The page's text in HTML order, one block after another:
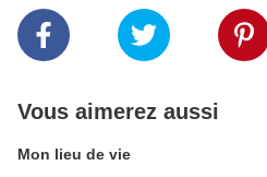
Vous aimerez aussi
Mon lieu de vie